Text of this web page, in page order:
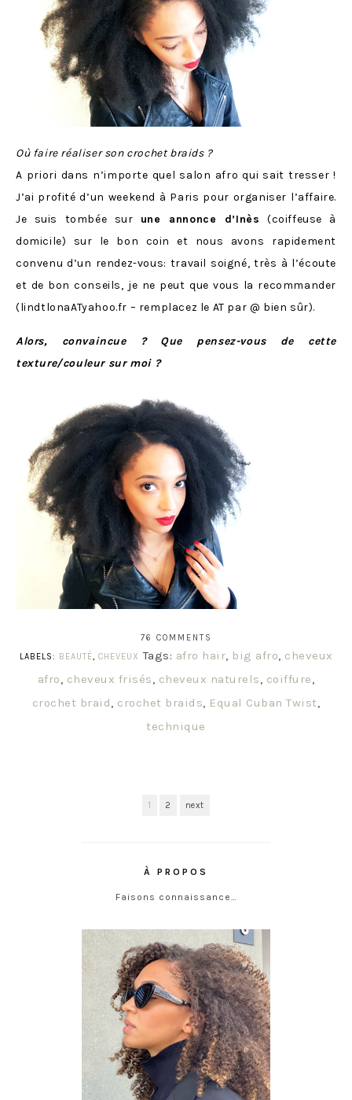
Où faire réaliser son crochet braids ?
A priori dans n’importe quel salon afro qui sait tresser !
J’ai profité d’un weekend à Paris pour organiser l’affaire.
Je suis tombée sur une annonce d’Inès (coiffeuse à
domicile) sur le bon coin et nous avons rapidement
convenu d’un rendez-vous: travail soigné, très à l’écoute
et de bon conseils, je ne peut que vous la recommander
(lindtlonaATyahoo.fr – remplacez le AT par @ bien sûr).
Alors, convaincue ? Que pensez-vous de cette
texture/couleur sur moi ?
76 COMMENTS
LABELS:
BEAUTÉ, CHEVEUX Tags: afro hair, big afro, cheveux
afro, cheveux frisés, cheveux naturels, coiffure,
crochet braid, crochet braids, Equal Cuban Twist,
technique
1 2 next
À PROPOS
Faisons connaissance…